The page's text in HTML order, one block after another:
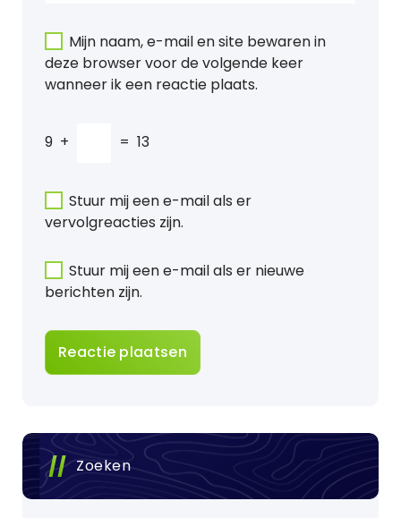
Mijn naam, e-mail en site bewaren in
deze browser voor de volgende keer
wanneer ik een reactie plaats.
9 + = 13
Stuur mij een e-mail als er
vervolgreacties zijn.
Stuur mij een e-mail als er nieuwe
berichten zijn.
Zoeken